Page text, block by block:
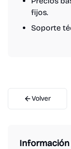
fijos.
Soporte
Volver
Información